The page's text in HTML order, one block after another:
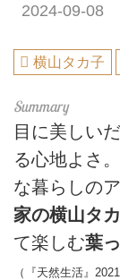
2024-09-08
横山タカ子
目に美しい
る心地よさ
な暮らしの
家の横山タ
て楽しむ葉
（『天然生活』